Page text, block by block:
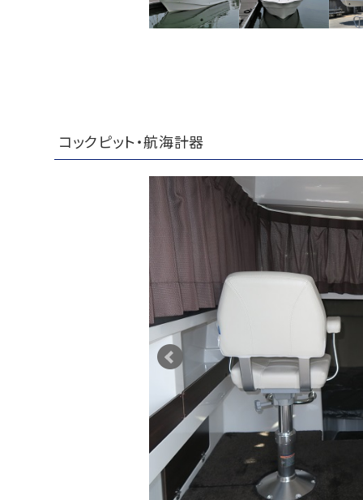
コックピット・航海計器